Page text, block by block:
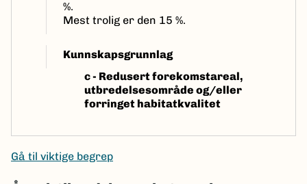
%.
Mest trolig er den 15 %.
Kunnskapsgrunnlag
c - Redusert forekomstareal,
utbredelsesområde og/eller
forringet habitatkvalitet
Gå til viktige begrep